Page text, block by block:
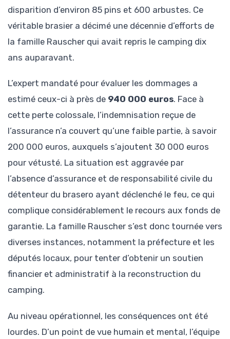
disparition d’environ 85 pins et 600 arbustes. Ce
véritable brasier a décimé une décennie d’efforts de
la famille Rauscher qui avait repris le camping dix
ans auparavant.
L’expert mandaté pour évaluer les dommages a
estimé ceux-ci à près de 940 000 euros. Face à
cette perte colossale, l’indemnisation reçue de
l’assurance n’a couvert qu’une faible partie, à savoir
200 000 euros, auxquels s’ajoutent 30 000 euros
pour vétusté. La situation est aggravée par
l’absence d’assurance et de responsabilité civile du
détenteur du brasero ayant déclenché le feu, ce qui
complique considérablement le recours aux fonds de
garantie. La famille Rauscher s’est donc tournée vers
diverses instances, notamment la préfecture et les
députés locaux, pour tenter d’obtenir un soutien
financier et administratif à la reconstruction du
camping.
Au niveau opérationnel, les conséquences ont été
lourdes. D’un point de vue humain et mental, l’équipe